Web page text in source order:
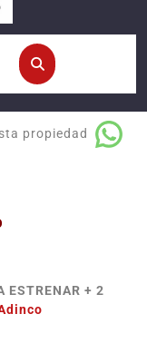
propiedad
ESTRENAR + 2